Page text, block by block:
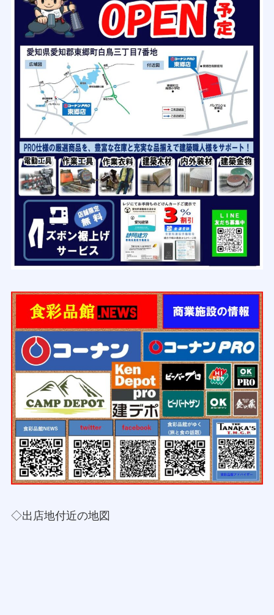
◇出店地付近の地図